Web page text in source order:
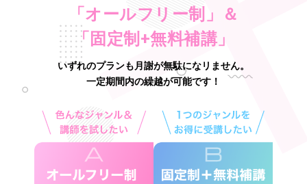
「オールフリー制」＆
「固定制+無料補講」
いずれのプランも月謝が無駄になリません。
一定期間内の繰越が可能です！